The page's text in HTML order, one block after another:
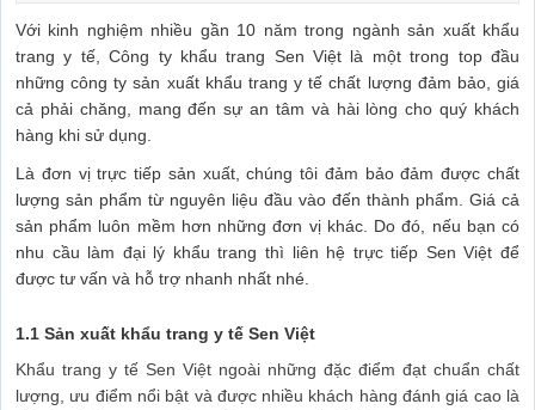
Với kinh nghiệm nhiều gần 10 năm trong ngành sản xuất khẩu
trang y tế, Công ty khẩu trang Sen Việt là một trong top đầu
những công ty sản xuất khẩu trang y tế chất lượng đảm bảo, giá
cả phải chăng, mang đến sự an tâm và hài lòng cho quý khách
hàng khi sử dụng.
Là đơn vị trực tiếp sản xuất, chúng tôi đảm bảo đảm được chất
lượng sản phẩm từ nguyên liệu đầu vào đến thành phẩm. Giá cả
sản phẩm luôn mềm hơn những đơn vị khác. Do đó, nếu bạn có
nhu cầu làm đại lý khẩu trang thì liên hệ trực tiếp Sen Việt để
được tư vấn và hỗ trợ nhanh nhất nhé.
1.1 Sản xuất khẩu trang y tế Sen Việt
Khẩu trang y tế Sen Việt ngoài những đặc điểm đạt chuẩn chất
lượng, ưu điểm nổi bật và được nhiều khách hàng đánh giá cao là